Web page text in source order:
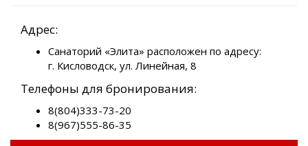
Адрес:
Санаторий «Элита» расположен по адресу:
г. Кисловодск, ул. Линейная, 8
Телефоны для бронирования:
8(804)333-73-20
8(967)555-86-35